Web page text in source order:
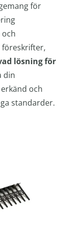
för
lösning för
din
och
standarder.